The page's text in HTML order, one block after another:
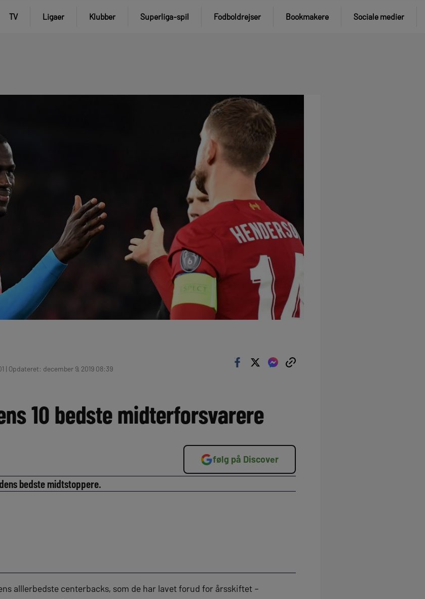
TV Ligaer Klubber Superliga-spil Fodboldrejser Bookmakere Sociale medier
| Opdateret: december 9, 2019 08:39
10 bedste midterforsvarere
følg på Discover
bedste midtstoppere.
alllerbedste centerbacks, som de har lavet forud for årsskiftet –